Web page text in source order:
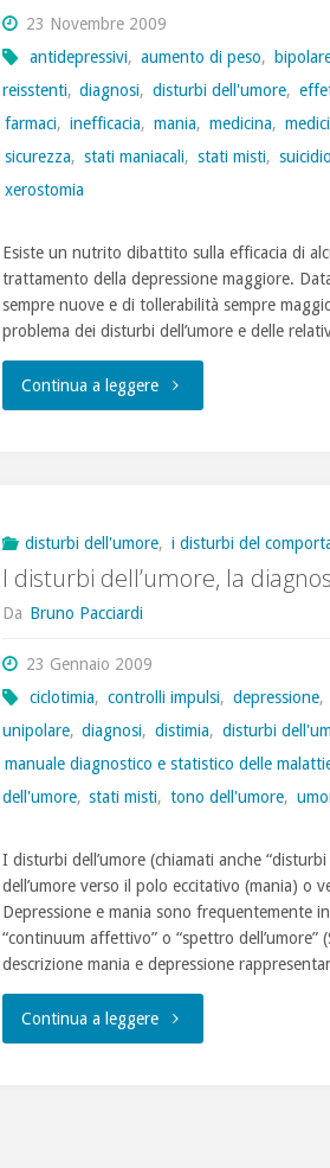
23 Novembre 2009
antidepressivi, aumento di peso,
reisstenti, diagnosi, disturbi dell'umore,
farmaci, inefficacia, mania, medicina,
sicurezza, stati maniacali, stati misti, suicidio
xerostomia
Esiste un nutrito dibattito sulla efficacia di
trattamento della depressione maggiore.
sempre nuove e di tollerabilità sempre
problema dei disturbi dell’umore e delle
Continua a leggere"Gli
come…"
disturbi dell'umore, i disturbi del
I disturbi dell’umore, la
Da Bruno Pacciardi
23 Gennaio 2009
ciclotimia, controlli impulsi, depressione,
unipolare, diagnosi, distimia, disturbi
manuale diagnostico e statistico delle
dell'umore, stati misti, tono dell'umore,
I disturbi dell’umore (chiamati anche
dell’umore verso il polo eccitativo (mania) o
Depressione e mania sono frequentemente
“continuum affettivo” o “spettro
descrizione mania e depressione
Continua a leggere"I